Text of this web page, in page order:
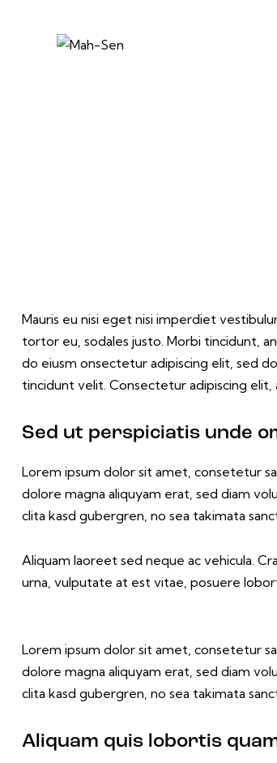
Mauris eu nisi eget nisi imperdiet
tortor eu, sodales justo. Morbi tincidunt,
do eiusm onsectetur adipiscing elit, sed
tincidunt velit. Consectetur adipiscing elit,
Sed ut perspiciatis unde
Lorem ipsum dolor sit amet, consetetur
dolore magna aliquyam erat, sed diam
clita kasd gubergren, no sea takimata
Aliquam laoreet sed neque ac vehicula.
urna, vulputate at est vitae, posuere
Lorem ipsum dolor sit amet, consetetur
dolore magna aliquyam erat, sed diam
clita kasd gubergren, no sea takimata
Aliquam quis lobortis